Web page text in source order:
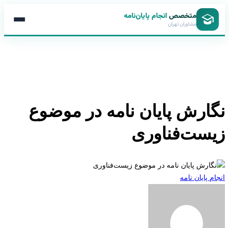
متخصصانجام پایان‌نامه
مشاوران تهران
پایان نامه در موضوع
پایان نامه